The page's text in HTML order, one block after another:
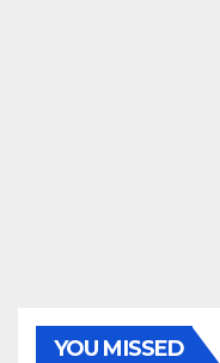
YOU MISSED